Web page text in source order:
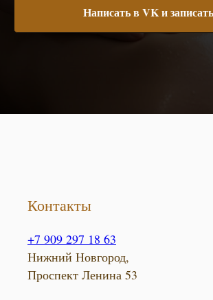
Написать в VK и
Контакты
+7 909 297 18 63
Нижний Новгород,
Проспект Ленина 53